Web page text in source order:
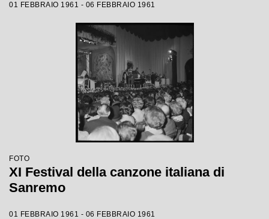
01 FEBBRAIO 1961 - 06 FEBBRAIO 1961
FOTO
XI Festival della canzone italiana di
Sanremo
01 FEBBRAIO 1961 - 06 FEBBRAIO 1961